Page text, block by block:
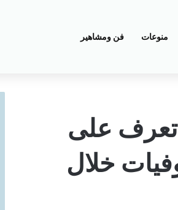
منوعات فن ومشاهير
تعرف على
خلال